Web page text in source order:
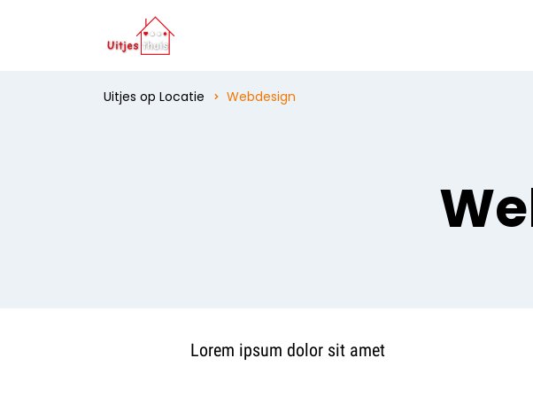
Uitjes op Locatie Webdesign
Lorem ipsum dolor sit amet